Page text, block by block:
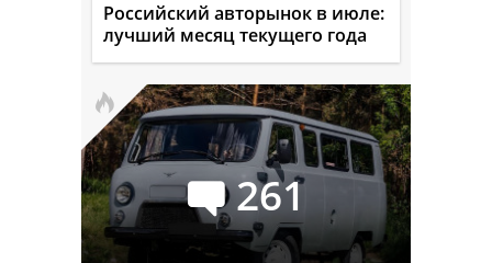
Российский авторынок в июле:
лучший месяц текущего года
261